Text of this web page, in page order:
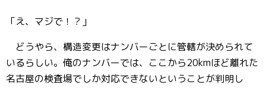
「え、マジで！？」
どうやら、構造変更はナンバーごとに管轄が決められて
いるらしい。俺のナンバーでは、ここから20kmほど離れた
名古屋の検査場でしか対応できないということが判明し